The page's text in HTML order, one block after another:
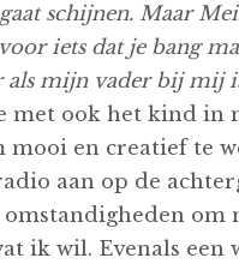
schijnen. Maar
iets dat je bang
als mijn vader bij mij
met ook het kind in
en creatief te
aan op de
om
ik wil. Evenals een